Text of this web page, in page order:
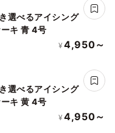
選べるアイシング
キ 青 4号
¥ 4,950～
選べるアイシング
キ 黄 4号
¥ 4,950～